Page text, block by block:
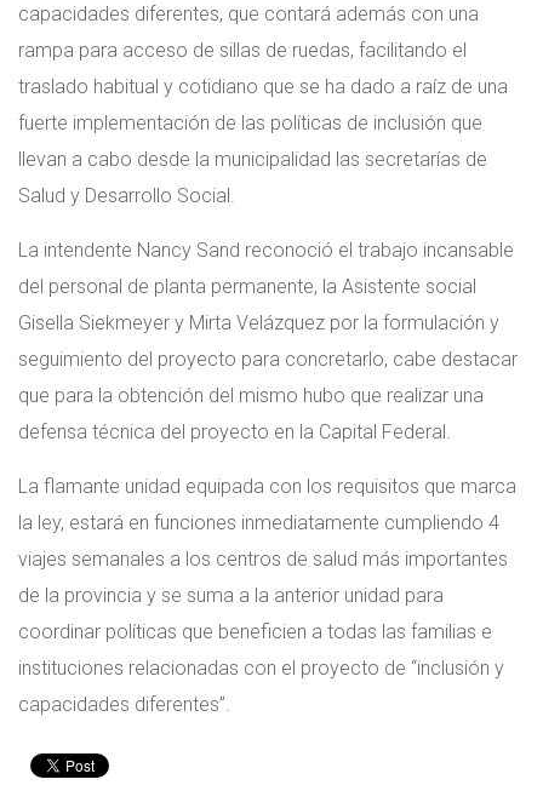
capacidades diferentes, que contará además con una
rampa para acceso de sillas de ruedas, facilitando el
traslado habitual y cotidiano que se ha dado a raíz de una
fuerte implementación de las políticas de inclusión que
llevan a cabo desde la municipalidad las secretarías de
Salud y Desarrollo Social.
La intendente Nancy Sand reconoció el trabajo incansable
del personal de planta permanente, la Asistente social
Gisella Siekmeyer y Mirta Velázquez por la formulación y
seguimiento del proyecto para concretarlo, cabe destacar
que para la obtención del mismo hubo que realizar una
defensa técnica del proyecto en la Capital Federal.
La flamante unidad equipada con los requisitos que marca
la ley, estará en funciones inmediatamente cumpliendo 4
viajes semanales a los centros de salud más importantes
de la provincia y se suma a la anterior unidad para
coordinar políticas que beneficien a todas las familias e
instituciones relacionadas con el proyecto de “inclusión y
capacidades diferentes”.